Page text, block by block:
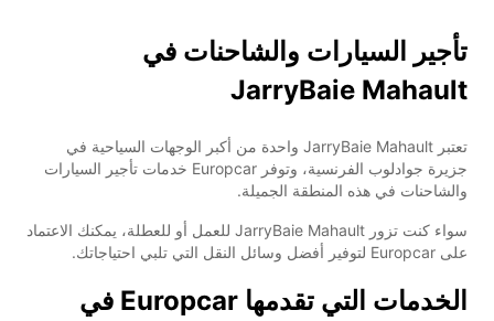
تأجير السيارات والشاحنات في
JarryBaie Mahault
تعتبر JarryBaie Mahault واحدة من أكبر الوجهات السياحية في
جزيرة جوادلوب الفرنسية، وتوفر Europcar خدمات تأجير السيارات
والشاحنات في هذه المنطقة الجميلة.
سواء كنت تزور JarryBaie Mahault للعمل أو للعطلة، يمكنك الاعتماد
على Europcar لتوفير أفضل وسائل النقل التي تلبي احتياجاتك.
الخدمات التي تقدمها Europcar في